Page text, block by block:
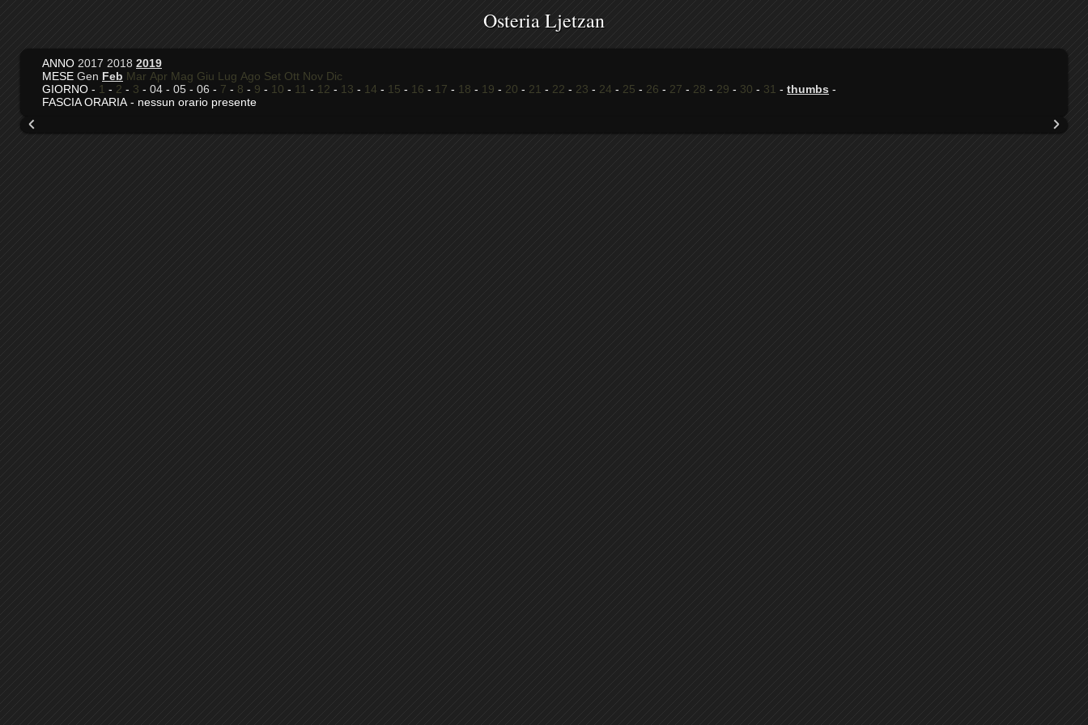
Osteria Ljetzan
ANNO 2017 2018 2019
MESE Gen Feb Mar Apr Mag Giu Lug Ago Set Ott Nov Dic
GIORNO - 1 - 2 - 3 - 04 - 05 - 06 - 7 - 8 - 9 - 10 - 11 - 12 - 13 - 14 - 15 - 16 - 17 - 18 - 19 - 20 - 21 - 22 - 23 - 24 - 25 - 26 - 27 - 28 - 29 - 30 - 31 - thumbs -
FASCIA ORARIA - nessun orario presente